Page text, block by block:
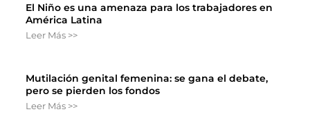
El Niño es una amenaza para los trabajadores en
América Latina
Leer Más >>
Mutilación genital femenina: se gana el debate,
pero se pierden los fondos
Leer Más >>